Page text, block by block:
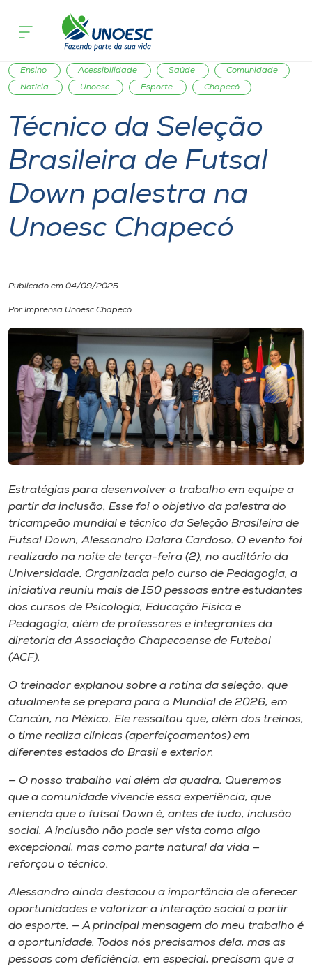
Cursos
Onde estamos
Pesquisa
Atendimento ao Estudante
Portal de Ensino
Internacionalização
Diplomados
Cultura
CPA
Biblioteca
Editora
Rádio
Museu
Store
Selecione
A+
A-
Palestra
Ensino
Acessibilidade Saúde
Comunidade
Notícia
Unoesc Esporte Chapecó
Técnico da Seleção
Brasileira de Futsal
Down palestra na
Unoesc Chapecó
Publicado em 04/09/2025
Por Imprensa Unoesc Chapecó
Estratégias para desenvolver o trabalho em equipe a
partir da inclusão. Esse foi o objetivo da palestra do
tricampeão mundial e técnico da Seleção Brasileira de
Futsal Down, Alessandro Dalara Cardoso. O evento foi
realizado na noite de terça-feira (2), no auditório da
Universidade. Organizada pelo curso de Pedagogia, a
iniciativa reuniu mais de 150 pessoas entre estudantes
dos cursos de Psicologia, Educação Física e
Pedagogia, além de professores e integrantes da
diretoria da Associação Chapecoense de Futebol
(ACF).
O treinador explanou sobre a rotina da seleção, que
atualmente se prepara para o Mundial de 2026, em
Cancún, no México. Ele ressaltou que, além dos treinos,
o time realiza clínicas (aperfeiçoamentos) em
diferentes estados do Brasil e exterior.
— O nosso trabalho vai além da quadra. Queremos
que a comunidade vivencie essa experiência, que
entenda que o futsal Down é, antes de tudo, inclusão
social. A inclusão não pode ser vista como algo
excepcional, mas como parte natural da vida —
reforçou o técnico.
Alessandro ainda destacou a importância de oferecer
oportunidades e valorizar a interação social a partir
do esporte. — A principal mensagem do meu trabalho é
a oportunidade. Todos nós precisamos dela, mas as
pessoas com deficiência, em especial, precisam que a